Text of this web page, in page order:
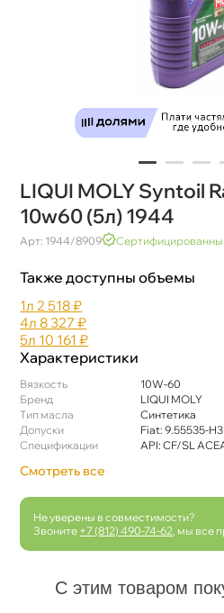
LIQUI MOLY Syntoil
10w60 (5л) 1944
Арт: 1944/8909
Также доступны объемы
1л 2 518 ₽
4л 8 327 ₽
5л 10 161 ₽
Характеристики
язкость
10W-60
Бренд
LIQUI MOLY
Тип масла
Синтетика
Допуски
Fiat: 9.55535-H3
Спецификации
API: CF/SL
Смотреть все
Не уверены в совместимости?
Звоните +7 (812) 490-74-62 , мы все
С этим товаром